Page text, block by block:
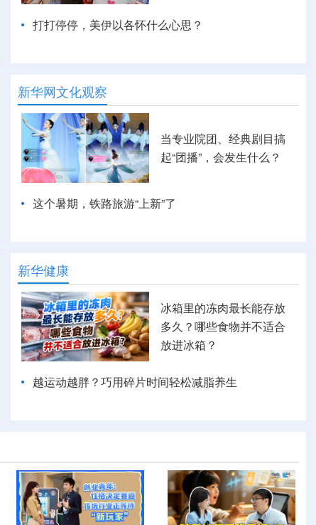
打打停停，美伊以各怀什么心思？
新华网文化观察
当专业院团、经典剧目搞
起“团播”，会发生什么？
这个暑期，铁路旅游“上新”了
新华健康
冰箱里的冻肉最长能存放
多久？哪些食物并不适合
放进冰箱？
越运动越胖？巧用碎片时间轻松减脂养生